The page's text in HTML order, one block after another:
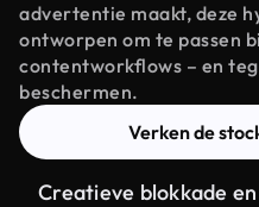
advertentie maakt, deze
ontworpen om te passen
contentworkflows – en
beschermen.
Verken de
Creatieve blokkade